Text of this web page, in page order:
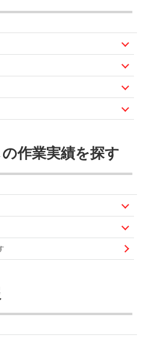
作業実績を探す